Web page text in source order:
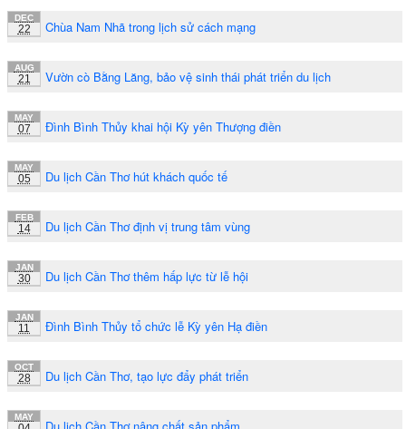
DEC
22 Chùa Nam Nhã trong lịch sử cách mạng
AUG
21 Vườn cò Bằng Lăng, bảo vệ sinh thái phát triển du lịch
MAY
07 Đình Bình Thủy khai hội Kỳ yên Thượng điền
MAY
05 Du lịch Cần Thơ hút khách quốc tế
FEB
14 Du lịch Cần Thơ định vị trung tâm vùng
JAN
30 Du lịch Cần Thơ thêm hấp lực từ lễ hội
JAN
11 Đình Bình Thủy tổ chức lễ Kỳ yên Hạ điền
OCT
28 Du lịch Cần Thơ, tạo lực đẩy phát triển
MAY